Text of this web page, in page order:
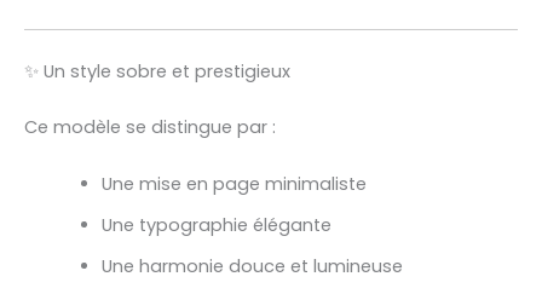
✨ Un style sobre et prestigieux
Ce modèle se distingue par :
Une mise en page minimaliste
Une typographie élégante
Une harmonie douce et lumineuse